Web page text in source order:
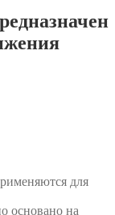
для
основано на